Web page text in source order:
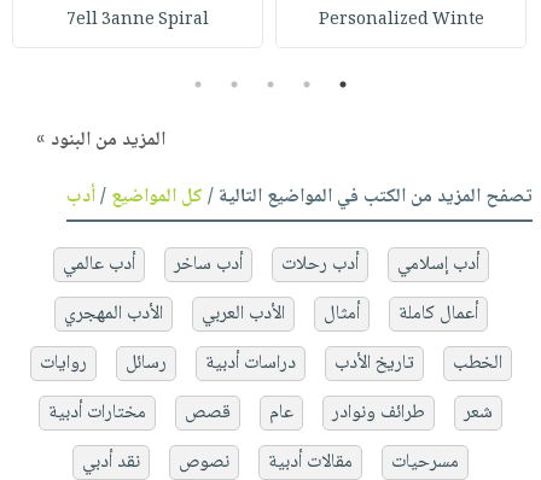
Personalized Winte
7ell 3anne Spiral
1
2
3
4
5
المزيد من البنود »
تصفح المزيد من الكتب في المواضيع التالية /كل المواضيع/أدب
أدب إسلامي أدب رحلات أدب ساخر
أدب عالمي
أعمال كاملة
أمثال الأدب العربي
الأدب المهجري
الخطب
تاريخ الأدب دراسات أدبية رسائل
روايات
شعر
طرائف ونوادر عام قصص
مختارات أدبية
مسرحيات
مقالات أدبية نصوص نقد أدبي